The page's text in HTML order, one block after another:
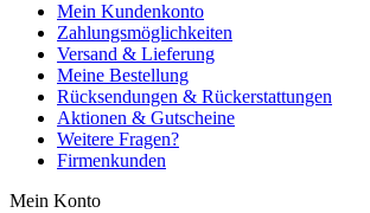
Mein Kundenkonto
Zahlungsmöglichkeiten
Versand & Lieferung
Meine Bestellung
Rücksendungen & Rückerstattungen
Aktionen & Gutscheine
Weitere Fragen?
Firmenkunden
Mein Konto